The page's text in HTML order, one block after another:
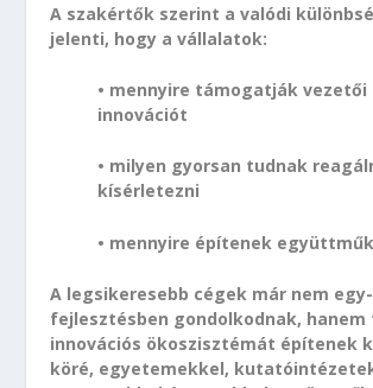
A szakértők szerint a valódi
jelenti, hogy a vállalatok:
• mennyire támogatják vezetői
innovációt
• milyen gyorsan tudnak
kísérletezni
• mennyire építenek
A legsikeresebb cégek már nem
fejlesztésben gondolkodnak, hanem
innovációs ökoszisztémát építenek
köré, egyetemekkel,